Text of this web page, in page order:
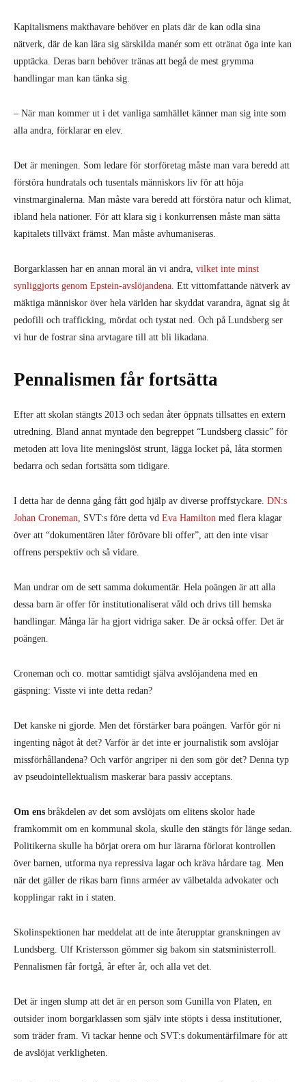
Kapitalismens makthavare behöver en plats där de kan odla sina
nätverk, där de kan lära sig särskilda manér som ett otränat öga inte kan
upptäcka. Deras barn behöver tränas att begå de mest grymma
handlingar man kan tänka sig.
– När man kommer ut i det vanliga samhället känner man sig inte som
alla andra, förklarar en elev.
Det är meningen. Som ledare för storföretag måste man vara beredd att
förstöra hundratals och tusentals människors liv för att höja
vinstmarginalerna. Man måste vara beredd att förstöra natur och klimat,
ibland hela nationer. För att klara sig i konkurrensen måste man sätta
kapitalets tillväxt främst. Man måste avhumaniseras.
Borgarklassen har en annan moral än vi andra, vilket inte minst
synliggjorts genom Epstein-avslöjandena. Ett vittomfattande nätverk av
mäktiga människor över hela världen har skyddat varandra, ägnat sig åt
pedofili och trafficking, mördat och tystat ned. Och på Lundsberg ser
vi hur de fostrar sina arvtagare till att bli likadana.
Pennalismen får fortsätta
Efter att skolan stängts 2013 och sedan åter öppnats tillsattes en extern
utredning. Bland annat myntade den begreppet “Lundsberg classic” för
metoden att lova lite meningslöst strunt, lägga locket på, låta stormen
bedarra och sedan fortsätta som tidigare.
I detta har de denna gång fått god hjälp av diverse proffstyckare. DN:s
Johan Croneman, SVT:s före detta vd Eva Hamilton med flera klagar
över att “dokumentären låter förövare bli offer”, att den inte visar
offrens perspektiv och så vidare.
Man undrar om de sett samma dokumentär. Hela poängen är att alla
dessa barn är offer för institutionaliserat våld och drivs till hemska
handlingar. Många lär ha gjort vidriga saker. De är också offer. Det är
poängen.
Croneman och co. mottar samtidigt själva avslöjandena med en
gäspning: Visste vi inte detta redan?
Det kanske ni gjorde. Men det förstärker bara poängen. Varför gör ni
ingenting något åt det? Varför är det inte er journalistik som avslöjar
missförhållandena? Och varför angriper ni den som gör det? Denna typ
av pseudointellektualism maskerar bara passiv acceptans.
Om ens bråkdelen av det som avslöjats om elitens skolor hade
framkommit om en kommunal skola, skulle den stängts för länge sedan.
Politikerna skulle ha börjat orera om hur lärarna förlorat kontrollen
över barnen, utforma nya repressiva lagar och kräva hårdare tag. Men
när det gäller de rikas barn finns arméer av välbetalda advokater och
kopplingar rakt in i staten.
Skolinspektionen har meddelat att de inte återupptar granskningen av
Lundsberg. Ulf Kristersson gömmer sig bakom sin statsministerroll.
Pennalismen får fortgå, år efter år, och alla vet det.
Det är ingen slump att det är en person som Gunilla von Platen, en
outsider inom borgarklassen som själv inte stöpts i dessa institutioner,
som träder fram. Vi tackar henne och SVT:s dokumentärfilmare för att
de avslöjat verkligheten.